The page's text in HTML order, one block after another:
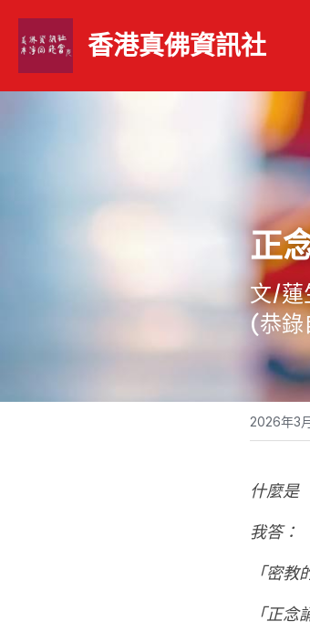
香港真佛資訊社
正
文/蓮
(恭錄
2026年3
什麼是
我答：
「密教
「正念